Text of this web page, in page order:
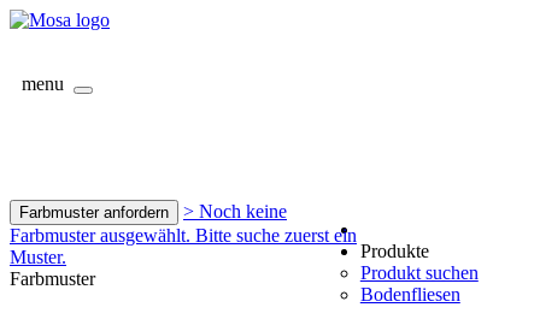
menu
Farbmuster anfordern
> Noch keine
Farbmuster ausgewählt. Bitte suche zuerst ein
Muster.
Farbmuster
Produkte
Produkt suchen
Bodenfliesen